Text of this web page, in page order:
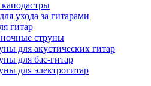
ухода за гитарами
гитар
струны
для акустических гитар
для бас-гитар
для электрогитар